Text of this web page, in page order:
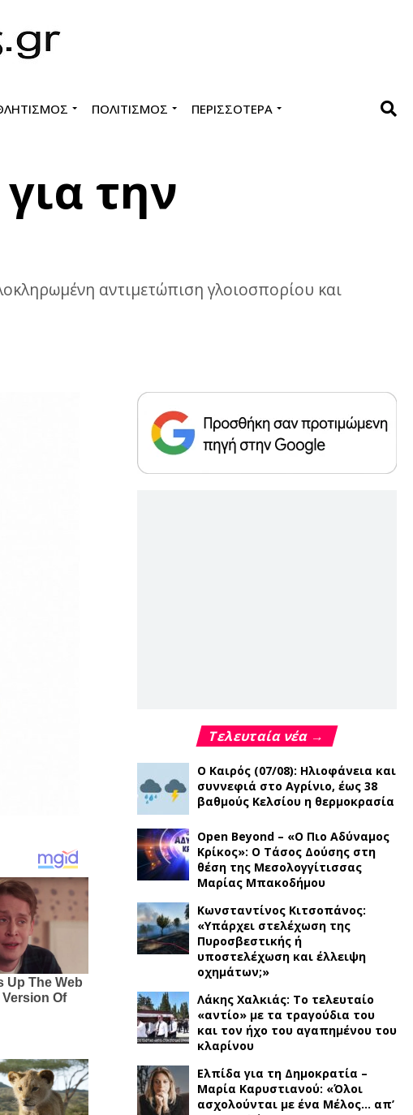
ΠΟΛΙΤΙΣΜΌΣ ΠΕΡΙΣΣΌΤΕΡΑ
την
αντιμετώπιση γλοιοσπορίου και
Τελευταία νέα →
Ο Καιρός (07/08): Ηλιοφάνεια και
συννεφιά στο Αγρίνιο, έως 38
βαθμούς Κελσίου η θερμοκρασία
Open Beyond – «Ο Πιο Αδύναμος
Κρίκος»: Ο Τάσος Δούσης στη
θέση της Μεσολογγίτισσας
Μαρίας Μπακοδήμου
Κωνσταντίνος Κιτσοπάνος:
«Υπάρχει στελέχωση της
Πυροσβεστικής ή
υποστελέχωση και έλλειψη
οχημάτων;»
Λάκης Χαλκιάς: Το τελευταίο
«αντίο» με τα τραγούδια του
και τον ήχο του αγαπημένου του
κλαρίνου
Ελπίδα για τη Δημοκρατία –
Μαρία Καρυστιανού: «Όλοι
ασχολούνται με ένα Μέλος… απ’